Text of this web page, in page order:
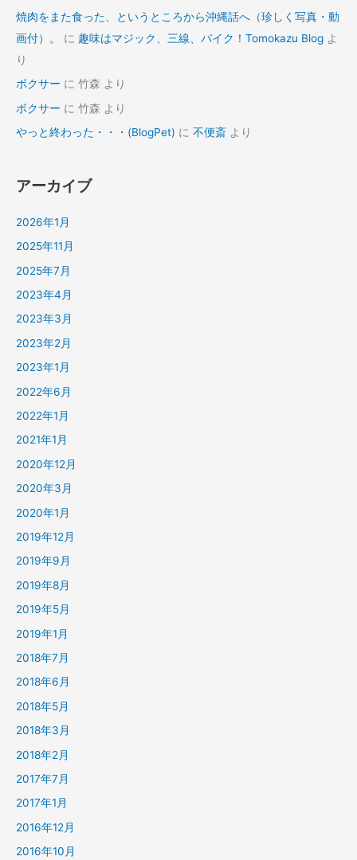
焼肉をまた食った、というところから沖縄話へ（珍しく写真・動
画付）。
に 趣味はマジック、三線、バイク！Tomokazu Blog よ
り
ボクサー に 竹森 より
ボクサー に 竹森 より
やっと終わった・・・(BlogPet) に 不便斎 より
アーカイブ
2026年1月
2025年11月
2025年7月
2023年4月
2023年3月
2023年2月
2023年1月
2022年6月
2022年1月
2021年1月
2020年12月
2020年3月
2020年1月
2019年12月
2019年9月
2019年8月
2019年5月
2019年1月
2018年7月
2018年6月
2018年5月
2018年3月
2018年2月
2017年7月
2017年1月
2016年12月
2016年10月